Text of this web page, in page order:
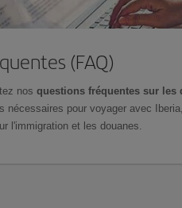
(FAQ)
nos questions fréquentes sur les
nécessaires pour voyager avec
l'immigration et les douanes.